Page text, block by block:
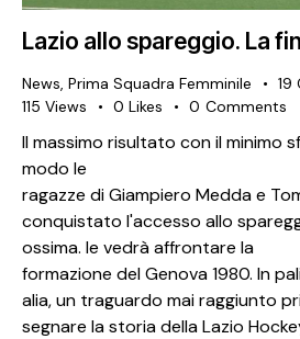
Lazio allo spareggio. La
News, Prima Squadra Femminile
19
115 Views 0 Likes 0 Comments
Il massimo risultato con il minimo
modo le
ragazze di Giampiero Medda e
conquistato l'accesso allo
ossima. le vedrà affrontare la
formazione del Genova 1980. In
alia, un traguardo mai raggiunto
segnare la storia della Lazio